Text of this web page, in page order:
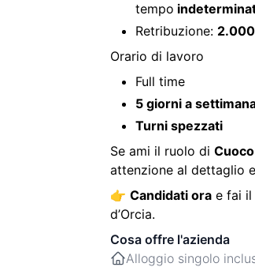
tempo
Retribuzione:
Orario di lavoro
Full time
5 giorni a
Turni spezzati
Se ami il ruolo di
attenzione al dettaglio
👉 Candidati ora e fai il
d’Orcia.
Cosa offre l'azienda
Alloggio singolo